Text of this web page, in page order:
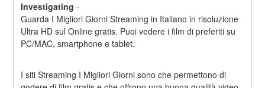
Investigating -
Guarda I Migliori Giorni Streaming in Italiano in risoluzione
Ultra HD sul Online gratis. Puoi vedere i film di preferiti su
PC/MAC, smartphone e tablet.
I siti Streaming I Migliori Giorni sono che permettono di